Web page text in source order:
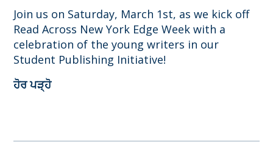
Join us on Saturday, March 1st, as we kick off
Read Across New York Edge Week with a
celebration of the young writers in our
Student Publishing Initiative!
ਹੋਰ ਪੜ੍ਹੋ